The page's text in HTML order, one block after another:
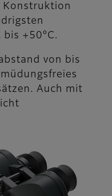
Konstruktion
bis +50°C.
von bis
Auch mit